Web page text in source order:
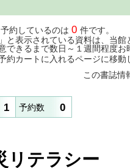
約しているのは 0 件です。
と表示されている資料は、当館
できるまで数日～１週間程度お
約カートに入れるページに移動
この書誌情
1 予約数 0
リテラ